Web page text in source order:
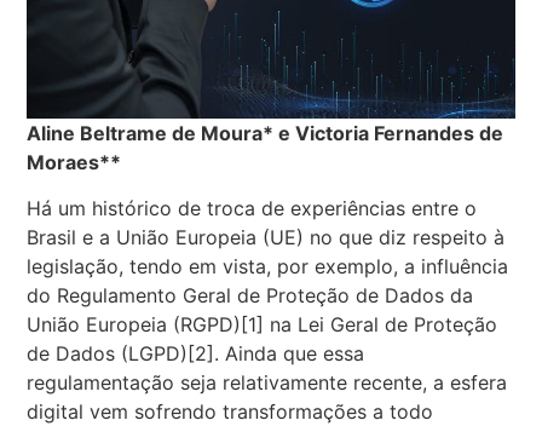
Aline Beltrame de Moura* e Victoria Fernandes de
Moraes**
Há um histórico de troca de experiências entre o
Brasil e a União Europeia (UE) no que diz respeito à
legislação, tendo em vista, por exemplo, a influência
do Regulamento Geral de Proteção de Dados da
União Europeia (RGPD) [1] na Lei Geral de Proteção
de Dados (LGPD) [2]. Ainda que essa
regulamentação seja relativamente recente, a esfera
digital vem sofrendo transformações a todo